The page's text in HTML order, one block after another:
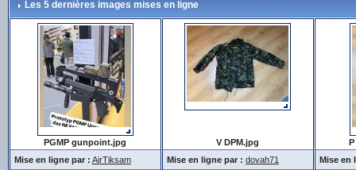
Les 5 dernières images mises en ligne
PGMP gunpoint.jpg
Mise en ligne par : AirTiksam
V DPM.jpg
Mise en ligne par : dovah71
Mise en